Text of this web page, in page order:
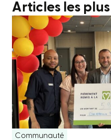
Articles les
Communauté